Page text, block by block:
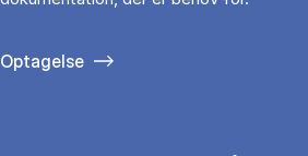
Optagelse